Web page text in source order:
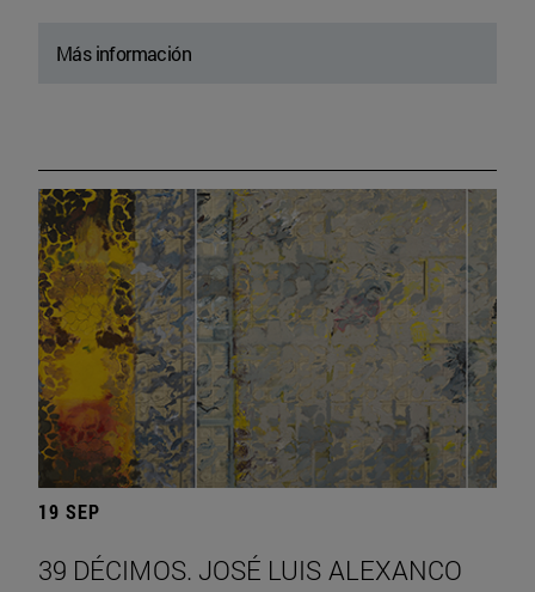
Más información
19 SEP
39 DÉCIMOS. JOSÉ LUIS ALEXANCO